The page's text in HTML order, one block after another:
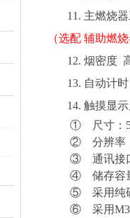
11. 主燃烧
（选配 辅助燃
12. 烟密度
13. 自动计
14. 触摸显
①
尺寸：
② 分辨率
③ 通讯接
④ 储存容
⑤ 采用纯
⑥ 采用